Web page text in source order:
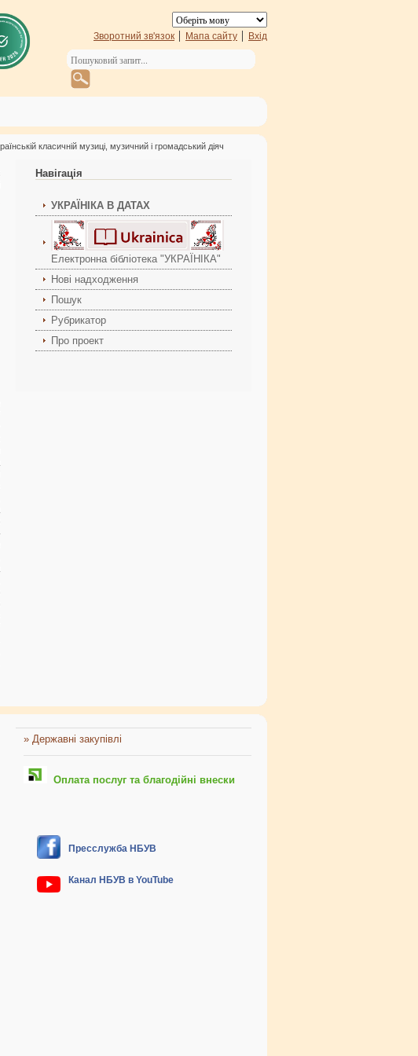
Зворотний зв'язок Мапа сайту Вхід
класичній музиці, музичний і громадський діяч
Навігація
УКРАЇНІКА В ДАТАХ
Електронна бібліотека "УКРАЇНІКА"
Нові надходження
Пошук
Рубрикатор
Про проект
» Державні закупівлі
Оплата послуг та благодійні внески
Пресслужба НБУВ
Канал НБУВ в YouTube